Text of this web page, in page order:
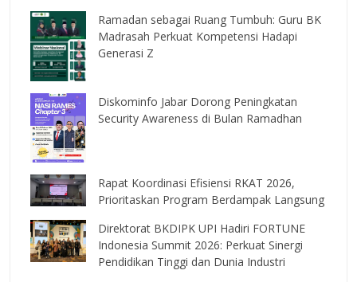
Ramadan sebagai Ruang Tumbuh: Guru BK
Madrasah Perkuat Kompetensi Hadapi
Generasi Z
Diskominfo Jabar Dorong Peningkatan
Security Awareness di Bulan Ramadhan
Rapat Koordinasi Efisiensi RKAT 2026,
Prioritaskan Program Berdampak Langsung
Direktorat BKDIPK UPI Hadiri FORTUNE
Indonesia Summit 2026: Perkuat Sinergi
Pendidikan Tinggi dan Dunia Industri